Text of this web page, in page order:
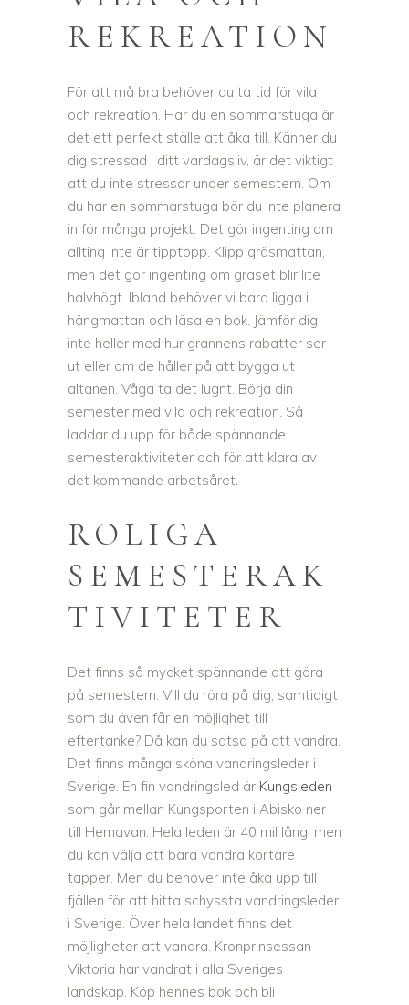
REKREATION
För att må bra behöver du ta tid för vila
och rekreation. Har du en sommarstuga är
det ett perfekt ställe att åka till. Känner du
dig stressad i ditt vardagsliv, är det viktigt
att du inte stressar under semestern. Om
du har en sommarstuga bör du inte planera
in för många projekt. Det gör ingenting om
allting inte är tipptopp. Klipp gräsmattan,
men det gör ingenting om gräset blir lite
halvhögt. Ibland behöver vi bara ligga i
hängmattan och läsa en bok. Jämför dig
inte heller med hur grannens rabatter ser
ut eller om de håller på att bygga ut
altanen. Våga ta det lugnt. Börja din
semester med vila och rekreation. Så
laddar du upp för både spännande
semesteraktiviteter och för att klara av
det kommande arbetsåret.
ROLIGA
SEMESTERAK
TIVITETER
Det finns så mycket spännande att göra
på semestern. Vill du röra på dig, samtidigt
som du även får en möjlighet till
eftertanke? Då kan du satsa på att vandra.
Det finns många sköna vandringsleder i
Sverige. En fin vandringsled är Kungsleden
som går mellan Kungsporten i Abisko ner
till Hemavan. Hela leden är 40 mil lång, men
du kan välja att bara vandra kortare
tapper. Men du behöver inte åka upp till
fjällen för att hitta schyssta vandringsleder
i Sverige. Över hela landet finns det
möjligheter att vandra. Kronprinsessan
Viktoria har vandrat i alla Sveriges
landskap. Köp hennes bok och bli